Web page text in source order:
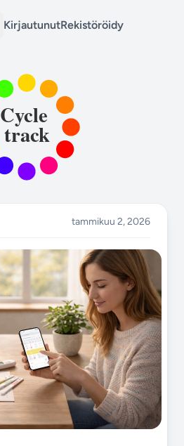
KirjautunutRekistöröidy
tammikuu 2, 2026